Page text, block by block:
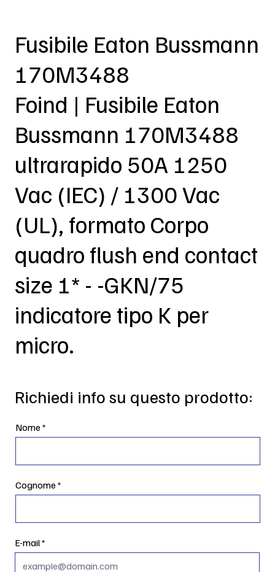
Fusibile Eaton Bussmann
170M3488
Foind | Fusibile Eaton
Bussmann 170M3488
ultrarapido 50A 1250
Vac (IEC) / 1300 Vac
(UL), formato Corpo
quadro flush end contact
size 1* - -GKN/75
indicatore tipo K per
micro.
Richiedi info su questo prodotto:
Nome
Cognome
E-mail